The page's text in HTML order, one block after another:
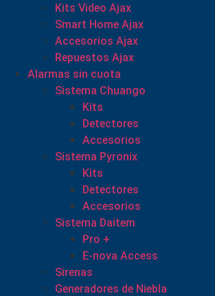
Kits Video Ajax
Smart Home Ajax
Accesorios Ajax
Repuestos Ajax
Alarmas sin cuota
Sistema Chuango
Kits
Detectores
Accesorios
Sistema Pyronix
Kits
Detectores
Accesorios
Sistema Daitem
Pro +
E-nova Access
Sirenas
Generadores de Niebla